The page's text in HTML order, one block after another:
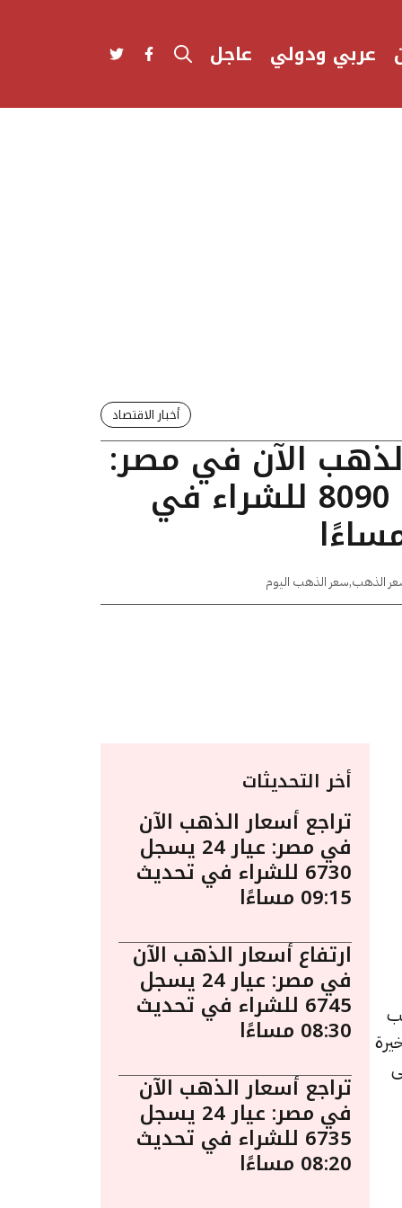
عربي ودولي عاجل
أخبار الاقتصاد
الآن في مصر:
عيار 24 يسجل 8090 للشراء في
الذهب,سعر الذهب اليوم
الذهب
أخر التحديثات
تراجع أسعار الذهب الآن
في مصر: عيار 24 يسجل
6730 للشراء في تحديث
09:15 مساءًا
ارتفاع أسعار الذهب الآن
في مصر: عيار 24 يسجل
6745 للشراء في تحديث
08:30 مساءًا
تراجع أسعار الذهب الآن
في مصر: عيار 24 يسجل
6735 للشراء في تحديث
08:20 مساءًا